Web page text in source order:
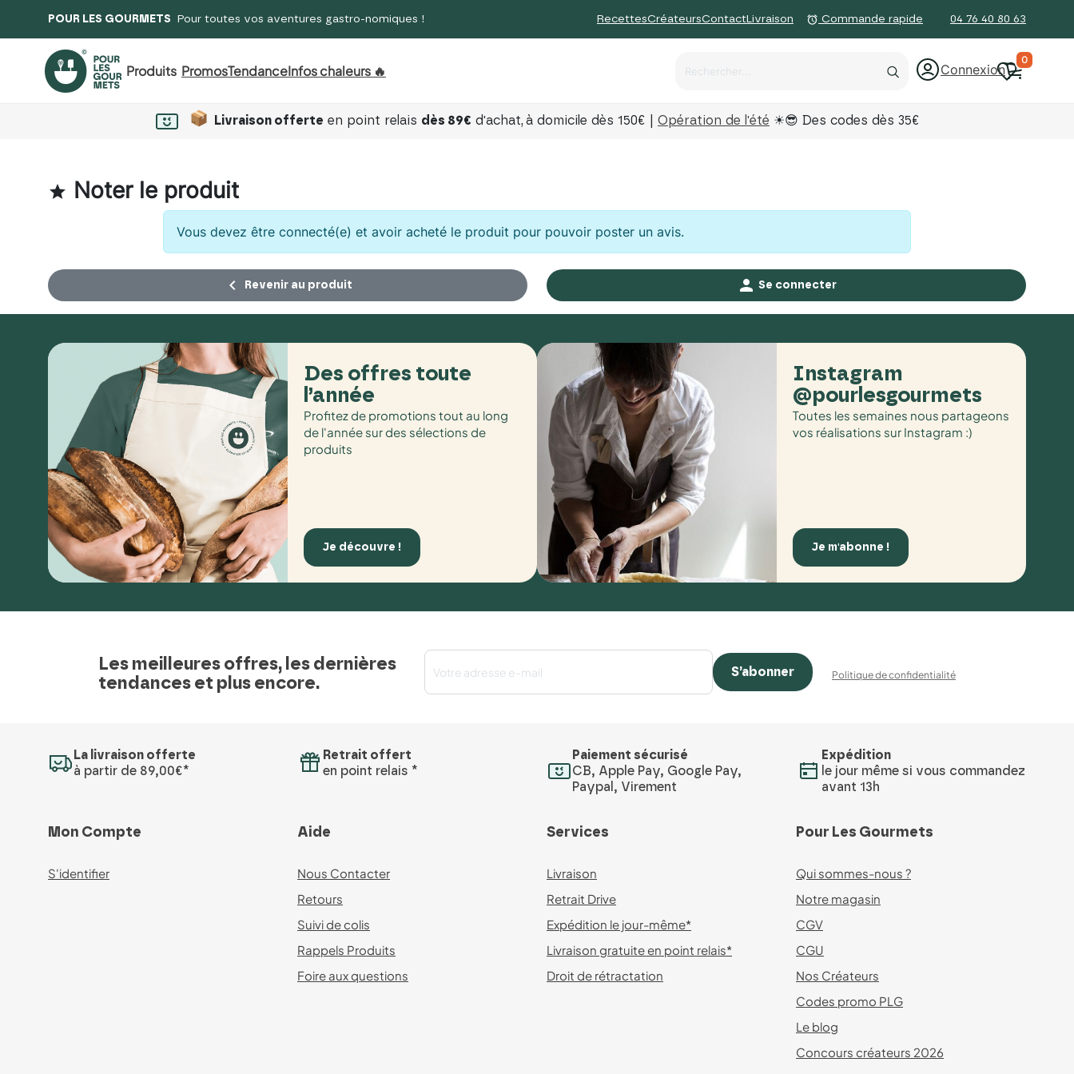
POUR LES GOURMETS Pour toutes vos aventures gastro-nomiques ! RecettesCréateursContactLivraison alarm Commande rapide 04 76 40 80 63
Produits PromosTendanceInfos chaleurs 🔥 Connexion
0
Livraison offerte en point relais dès 89€ d'achat, à domicile dès 150€ | Opération de l'été ☀😎 Des codes dès 35€
 Noter le produit
Vous devez être connecté(e) et avoir acheté le produit pour pouvoir poster un avis.
 Revenir au produit  Se connecter
Des offres toute
l’année
Profitez de promotions tout au long
de l'année sur des sélections de
produits
Je découvre !
Instagram
@pourlesgourmets
Toutes les semaines nous partageons
vos réalisations sur Instagram :)
Je m'abonne !
Les meilleures offres, les dernières
tendances et plus encore.
S’abonner Politique de confidentialité
La livraison offerte
à partir de 89,00€*
Retrait offert
en point relais *
Paiement sécurisé
CB, Apple Pay, Google Pay,
Paypal, Virement
Expédition
le jour même si vous commandez
avant 13h
Mon Compte
S'identifier
Aide
Nous Contacter
Retours
Suivi de colis
Rappels Produits
Foire aux questions
Services
Livraison
Retrait Drive
Expédition le jour-même*
Livraison gratuite en point relais*
Droit de rétractation
Pour Les Gourmets
Qui sommes-nous ?
Notre magasin
CGV
CGU
Nos Créateurs
Codes promo PLG
Le blog
Concours créateurs 2026